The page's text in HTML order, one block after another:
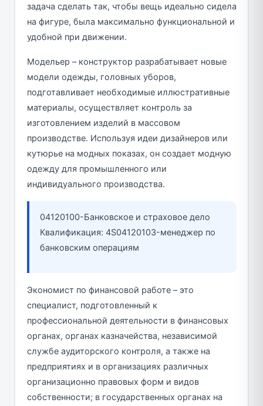
задача сделать так, чтобы вещь идеально сидела
на фигуре, была максимально функциональной и
удобной при движении.
Модельер – конструктор разрабатывает новые
модели одежды, головных уборов,
подготавливает необходимые иллюстративные
материалы, осуществляет контроль за
изготовлением изделий в массовом
производстве. Используя идеи дизайнеров или
кутюрье на модных показах, он создает модную
одежду для промышленного или
индивидуального производства.
04120100-Банковское и страховое дело
Квалификация: 4S04120103-менеджер по
банковским операциям
Экономист по финансовой работе – это
специалист, подготовленный к
профессиональной деятельности в финансовых
органах, органах казначейства, независимой
службе аудиторского контроля, а также на
предприятиях и в организациях различных
организационно правовых форм и видов
собственности; в государственных органах на